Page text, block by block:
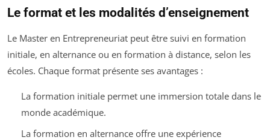
Le format et les modalités d’enseignement
Le Master en Entrepreneuriat peut être suivi en formation
initiale, en alternance ou en formation à distance, selon les
écoles. Chaque format présente ses avantages :
La formation initiale permet une immersion totale dans le
monde académique.
La formation en alternance offre une expérience